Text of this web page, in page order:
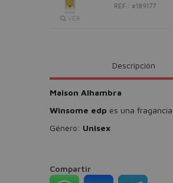
VER
REF.: #189177
Descripción
Maison Alhambra
Winsome edp es una
Género: Unisex
Compartir